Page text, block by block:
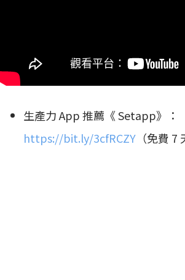
生產力 App 推薦《 Setapp》：
https://bit.ly/3cfRCZY （免費 7